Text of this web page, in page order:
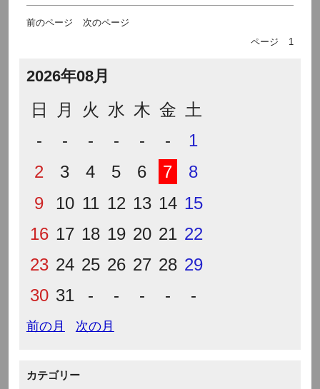
前のページ
次のページ
ページ
1
2026年08月
日 月 火 水 木 金 土
-
- - - - -
1
2
3 4 5 6 7
8
9
10 11 12 13 14 15
16 17 18 19 20 21 22
23 24 25 26 27 28 29
30 31 - - - - -
前の月 次の月
カテゴリー